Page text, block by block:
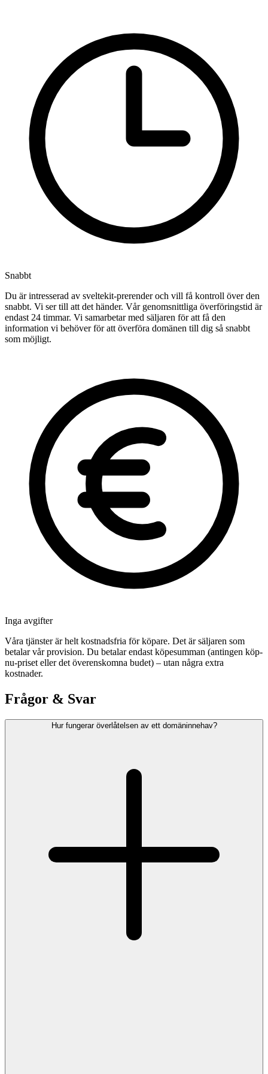
Snabbt
Du är intresserad av sveltekit-prerender och vill få kontroll över den
snabbt. Vi ser till att det händer. Vår genomsnittliga överföringstid är
endast 24 timmar. Vi samarbetar med säljaren för att få den
information vi behöver för att överföra domänen till dig så snabbt
som möjligt.
Inga avgifter
Våra tjänster är helt kostnadsfria för köpare. Det är säljaren som
betalar vår provision. Du betalar endast köpesumman (antingen köp-
nu-priset eller det överenskomna budet) – utan några extra
kostnader.
Frågor & Svar
Hur fungerar överlåtelsen av ett domäninnehav?